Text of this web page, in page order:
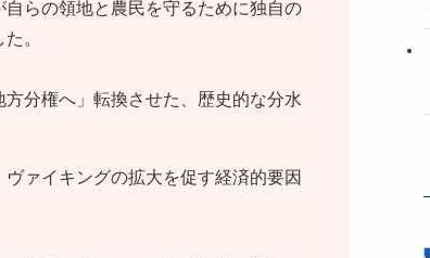
らの領地と農民を守るために独自の
。
分権へ」転換させた、歴史的な分水
ァイキングの拡大を促す経済的要因